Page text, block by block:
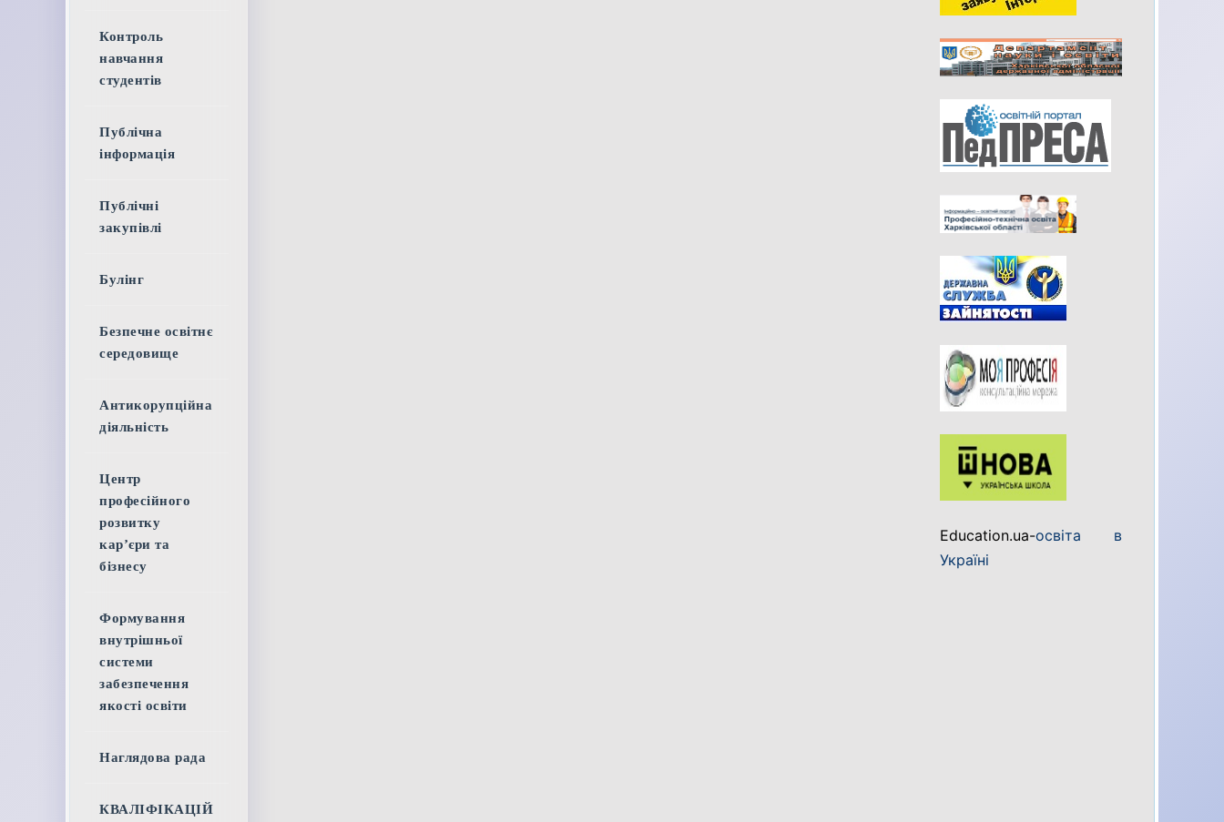
Education.ua-освіта в
Україні
Контроль
навчання
студентів
Публічна
інформація
Публічні
закупівлі
Булінг
Безпечне освітнє
середовище
Антикорупційна
діяльність
Центр
професійного
розвитку
кар’єри та
бізнесу
Формування
внутрішньої
системи
забезпечення
якості освіти
Наглядова рада
КВАЛІФІКАЦІЙ